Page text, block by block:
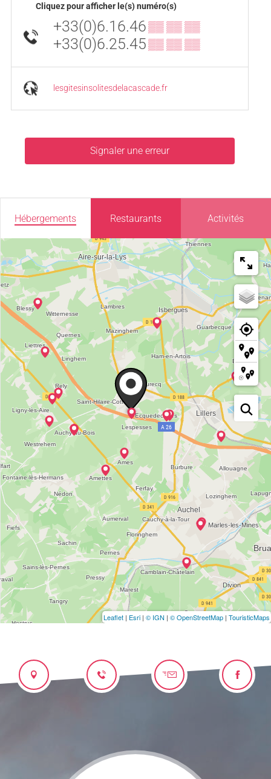
Cliquez pour afficher le(s) numéro(s)
+33(0)6.16.46▒▒ ▒▒ ▒▒
+33(0)6.25.45▒▒ ▒▒ ▒▒
lesgitesinsolitesdelacascade.fr
Signaler une erreur
Hébergements Restaurants Activités
Leaflet | Esri | © IGN | © OpenStreetMap | TouristicMaps